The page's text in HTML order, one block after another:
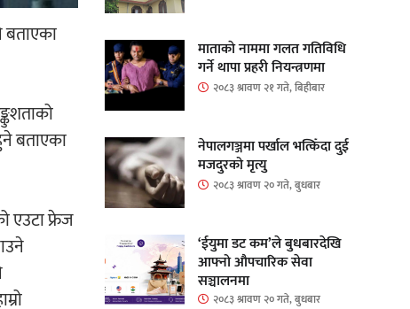
बताएका
बताएका
एउटा फ्रेज
माताकाे नाममा गलत गतिविधि
गर्ने थापा प्रहरी नियन्त्रणमा
२०८३ श्रावण २१ गते, बिहीबार
नेपालगञ्जमा पर्खाल भत्किँदा दुई
मजदुरको मृत्यु
२०८३ श्रावण २० गते, बुधबार
‘ईयुमा डट कम’ले बुधबारदेखि
आफ्नो औपचारिक सेवा
सञ्चालनमा
२०८३ श्रावण २० गते, बुधबार